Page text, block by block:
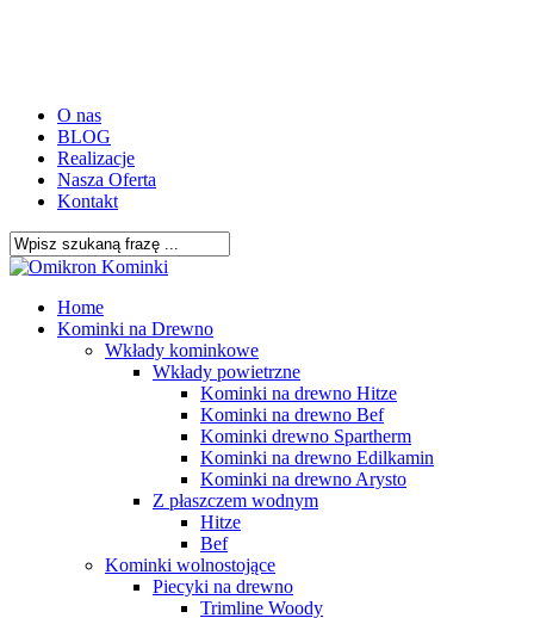
O nas
BLOG
Realizacje
Nasza Oferta
Kontakt
Close
search
Menu
Home
Kominki na Drewno
Wkłady kominkowe
Wkłady powietrzne
Kominki na drewno Hitze
Kominki na drewno Bef
Kominki drewno Spartherm
Kominki na drewno Edilkamin
Kominki na drewno Arysto
Z płaszczem wodnym
Hitze
Bef
Kominki wolnostojące
Piecyki na drewno
Trimline Woody